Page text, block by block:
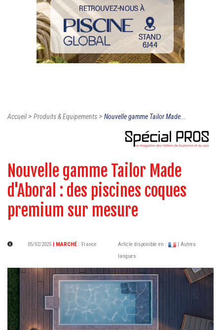
Accueil> Produits & Equipements> Nouvelle gamme Tailor Made...
Nouvelle gamme Tailor Made
d'Aboral : des piscines coques
premium sur mesure
05/02/2025 | MARCHÉ : France Article disponible en :
| Autres
langues